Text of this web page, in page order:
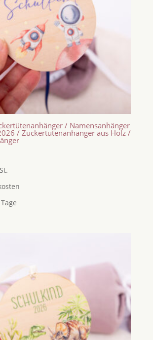
/ Namensanhänger
/ Zuckertütenanhänger aus Holz /